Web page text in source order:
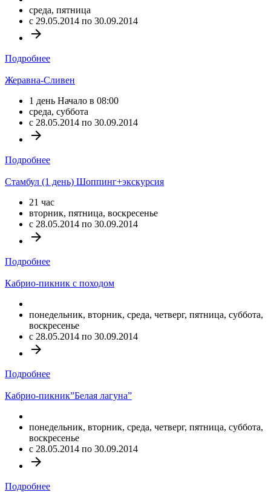
среда, пятница
c 29.05.2014 по 30.09.2014
arrow_forward
Подробнее
Жеравна-Сливен
1 день Начало в 08:00
среда, суббота
c 28.05.2014 по 30.09.2014
arrow_forward
Подробнее
Стамбул (1 день) Шоппинг+экскурсия
21 час
вторник, пятница, воскресенье
c 28.05.2014 по 30.09.2014
arrow_forward
Подробнее
Кабрио-пикник с походом
понедельник, вторник, среда, четверг, пятница, суббота,
воскресенье
c 28.05.2014 по 30.09.2014
arrow_forward
Подробнее
Кабрио-пикник”Белая лагуна”
понедельник, вторник, среда, четверг, пятница, суббота,
воскресенье
c 28.05.2014 по 30.09.2014
arrow_forward
Подробнее